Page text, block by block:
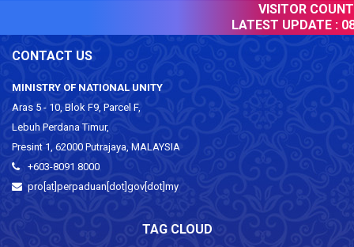
VISITOR
LATEST UPDATE : 08
CONTACT US
MINISTRY OF NATIONAL UNITY
Aras 5 - 10, Blok F9, Parcel F,
Lebuh Perdana Timur,
Presint 1, 62000 Putrajaya, MALAYSIA
+603-8091 8000
pro[at]perpaduan[dot]gov[dot]my
TAG CLOUD